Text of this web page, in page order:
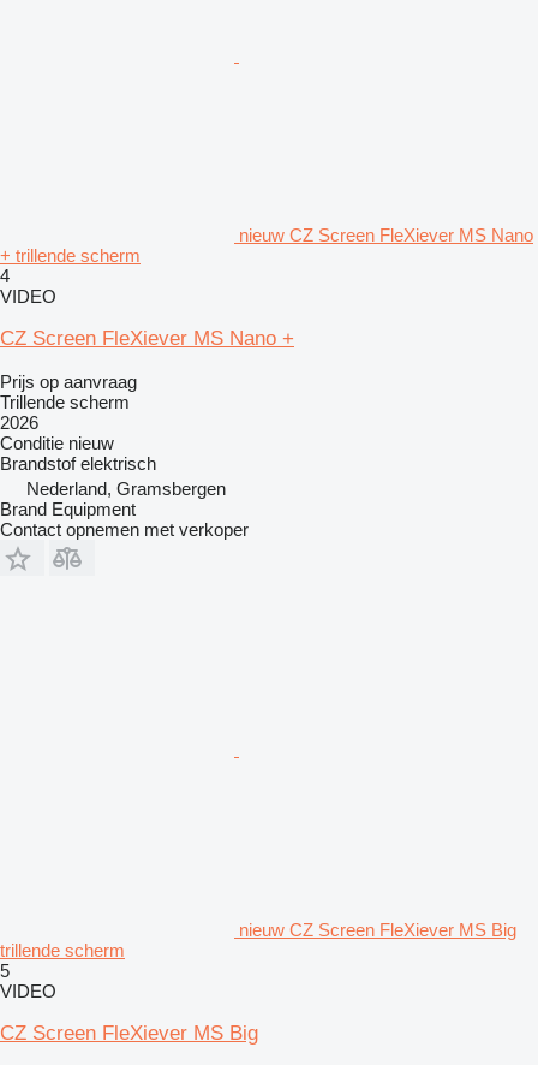
nieuw CZ Screen FleXiever MS Nano
+ trillende scherm
4
VIDEO
CZ Screen FleXiever MS Nano +
Prijs op aanvraag
Trillende scherm
2026
Conditie nieuw
Brandstof elektrisch
Nederland, Gramsbergen
Brand Equipment
Contact opnemen met verkoper
nieuw CZ Screen FleXiever MS Big
trillende scherm
5
VIDEO
CZ Screen FleXiever MS Big